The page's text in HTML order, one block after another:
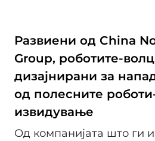
Развиени од China
Group, роботите-
дизајнирани за
од полесните
извидување
Од компанијата што ги